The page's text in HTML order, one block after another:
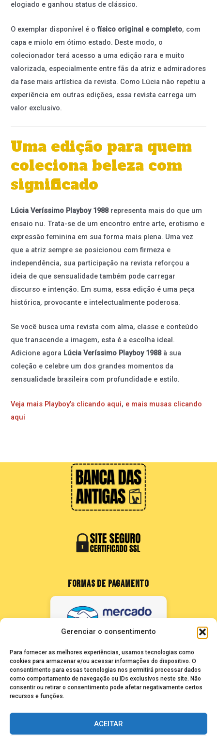
Gerenciar o consentimento
Para fornecer as melhores experiências, usamos tecnologias como
cookies para armazenar e/ou acessar informações do dispositivo. O
consentimento para essas tecnologias nos permitirá processar dados
como comportamento de navegação ou IDs exclusivos neste site. Não
consentir ou retirar o consentimento pode afetar negativamente certos
recursos e funções.
ACEITAR
elogiado e ganhou status de clássico.
O exemplar disponível é ofísico original e completo, com
capa e miolo em ótimo estado. Deste modo, o
colecionador terá acesso a uma edição rara e muito
valorizada, especialmente entre fãs da atriz e admiradores
da fase mais artística da revista. Como Lúcia não repetiu a
experiência em outras edições, essa revista carrega um
valor exclusivo.
Uma edição para quem
coleciona beleza com
significado
Lúcia Veríssimo Playboy 1988representa mais do que um
ensaio nu. Trata-se de um encontro entre arte, erotismo e
expressão feminina em sua forma mais plena. Uma vez
que a atriz sempre se posicionou com firmeza e
independência, sua participação na revista reforçou a
ideia de que sensualidade também pode carregar
discurso e intenção. Em suma, essa edição é uma peça
histórica, provocante e intelectualmente poderosa.
Se você busca uma revista com alma, classe e conteúdo
que transcende a imagem, esta é a escolha ideal.
Adicione agora Lúcia Veríssimo Playboy 1988à sua
coleção e celebre um dos grandes momentos da
sensualidade brasileira com profundidade e estilo.
Veja mais Playboy’s clicando aqui, e mais musas clicando
aqui
FORMAS DE PAGAMENTO
FALE CONOSCO
seuze@bancadasantigas.com